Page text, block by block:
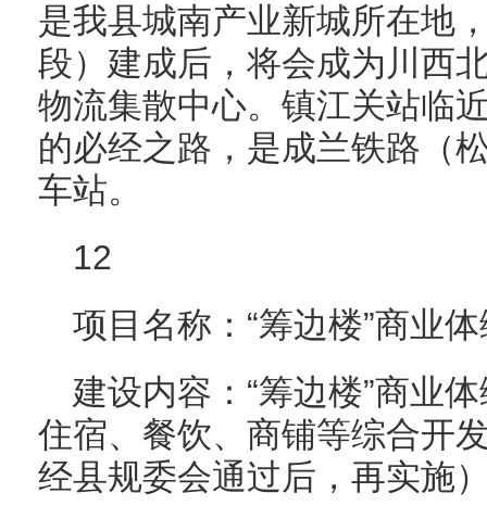
是我县城南产业新城所在地
段）建成后，将会成为川西
物流集散中心。镇江关站临
的必经之路，是成兰铁路（
车站。
12
项目名称：“筹边楼”商业
建设内容：“筹边楼”商业
住宿、餐饮、商铺等综合开
经县规委会通过后，再实施